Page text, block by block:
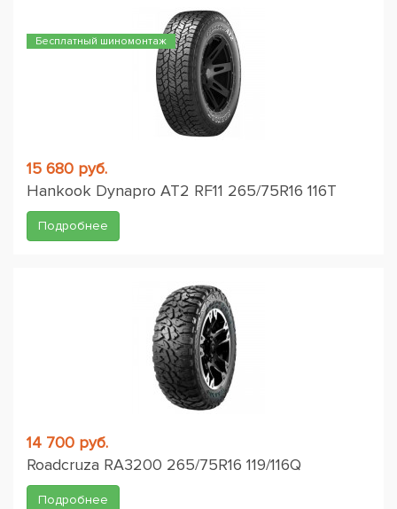
Бесплатный шиномонтаж
15 680 руб.
Hankook Dynapro AT2 RF11 265/75R16 116T
Подробнее
14 700 руб.
Roadcruza RA3200 265/75R16 119/116Q
Подробнее